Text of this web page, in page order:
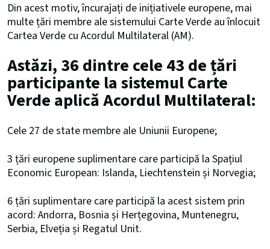
Din acest motiv, încurajați de inițiativele europene, mai
multe țări membre ale sistemului Carte Verde au înlocuit
Cartea Verde cu Acordul Multilateral (AM).
Astăzi, 36 dintre cele 43 de țări
participante la sistemul Carte
Verde aplică Acordul Multilateral:
Cele 27 de state membre ale Uniunii Europene;
3 țări europene suplimentare care participă la Spațiul
Economic European: Islanda, Liechtenstein și Norvegia;
6 țări suplimentare care participă la acest sistem prin
acord: Andorra, Bosnia și Herțegovina, Muntenegru,
Serbia, Elveția și Regatul Unit.